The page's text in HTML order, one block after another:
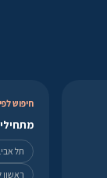
חיפוש
תל
ראשון